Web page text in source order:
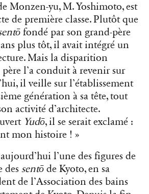
Monzen-yu, M. Yoshimoto, est
de première classe. Plutôt que
fondé par son grand-père
plus tôt, il avait intégré un
Mais la disparition
l’a conduit à revenir sur
il veille sur l’établissement
génération à sa tête, tout
activité d’architecte.
Yudō, il se serait exclamé :
mon histoire ! »
l’une des figures de
des sentō de Kyoto, en sa
de l’Association des bains